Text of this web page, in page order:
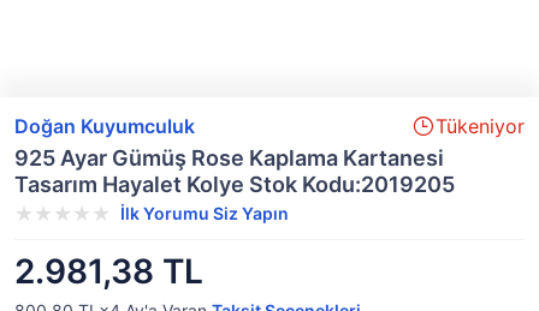
Doğan Kuyumculuk Tükeniyor
925 Ayar Gümüş Rose Kaplama Kartanesi
Tasarım Hayalet Kolye Stok Kodu:2019205
İlk Yorumu Siz Yapın
2.981,38 TL